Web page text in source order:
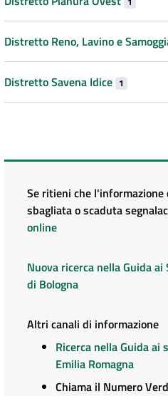
Distretto Reno, Lavino e
Distretto Savena Idice 1
Se ritieni che
sbagliata o scaduta
online
Nuova ricerca nella Guida
di Bologna
Altri canali di informazione
Ricerca nella Guida ai
Emilia Romagna
Chiama il Numero